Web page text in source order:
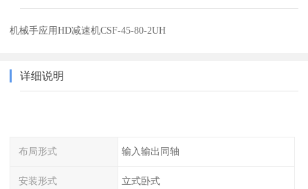
机械手应用HD减速机CSF-45-80-2UH
详细说明
布局形式 输入输出同轴
安装形式 立式卧式